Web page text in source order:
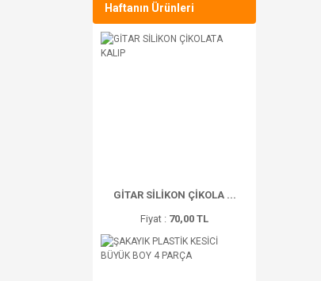
Haftanın Ürünleri
GİTAR SİLİKON ÇİKOLA ...
Fiyat : 70,00 TL